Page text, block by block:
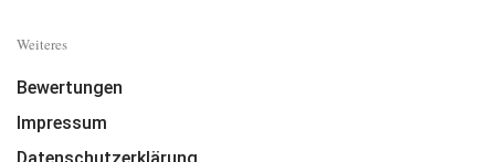
Weiteres
Bewertungen
Impressum